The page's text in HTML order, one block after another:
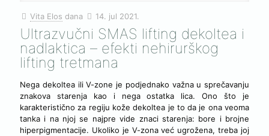
Vita Elos dana 14. jul 2021.
Ultrazvučni SMAS lifting dekoltea i
nadlaktica – efekti nehirurškog
lifting tretmana
Nega dekoltea ili V-zone je podjednako važna u sprečavanju
znakova starenja kao i nega ostatka lica. Ono što je
karakteristično za regiju kože dekoltea je to da je ona veoma
tanka i na njoj se najpre vide znaci starenja: bore i brojne
hiperpigmentacije. Ukoliko je V-zona već ugrožena, treba joj